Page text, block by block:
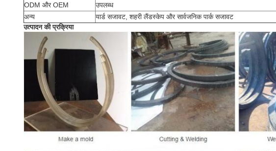
ODM और OEM
उपलब्ध
अन्य
यार्ड सजावट, शहरी लैंडस्केप और सार्वजनिक पार्क सजावट
उत्पादन की प्रक्रिया